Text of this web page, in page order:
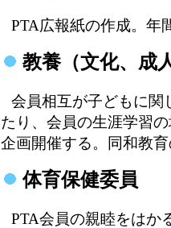
PTA広報紙の作成。年
教養（文化、成
会員相互が子どもに関
たり、会員の生涯学習
企画開催する。同和教
体育保健委員
PTA会員の親睦をはか